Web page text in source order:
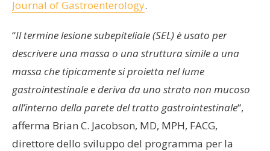
Journal of Gastroenterology.
“Il termine lesione subepiteliale (SEL) è usato per
descrivere una massa o una struttura simile a una
massa che tipicamente si proietta nel lume
gastrointestinale e deriva da uno strato non mucoso
all’interno della parete del tratto gastrointestinale“,
afferma Brian C. Jacobson, MD, MPH, FACG,
direttore dello sviluppo del programma per la